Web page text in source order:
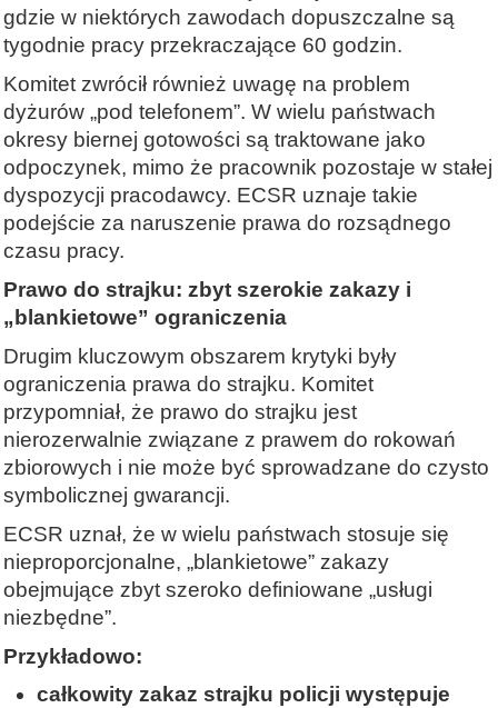
gdzie w niektórych zawodach dopuszczalne są
tygodnie pracy przekraczające 60 godzin.
Komitet zwrócił również uwagę na problem
dyżurów „pod telefonem”. W wielu państwach
okresy biernej gotowości są traktowane jako
odpoczynek, mimo że pracownik pozostaje w stałej
dyspozycji pracodawcy. ECSR uznaje takie
podejście za naruszenie prawa do rozsądnego
czasu pracy.
Prawo do strajku: zbyt szerokie zakazy i
„blankietowe” ograniczenia
Drugim kluczowym obszarem krytyki były
ograniczenia prawa do strajku. Komitet
przypomniał, że prawo do strajku jest
nierozerwalnie związane z prawem do rokowań
zbiorowych i nie może być sprowadzane do czysto
symbolicznej gwarancji.
ECSR uznał, że w wielu państwach stosuje się
nieproporcjonalne, „blankietowe” zakazy
obejmujące zbyt szeroko definiowane „usługi
niezbędne”.
Przykładowo:
całkowity zakaz strajku policji występuje